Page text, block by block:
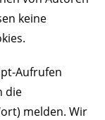
keine
Aufrufen
die
melden. Wir